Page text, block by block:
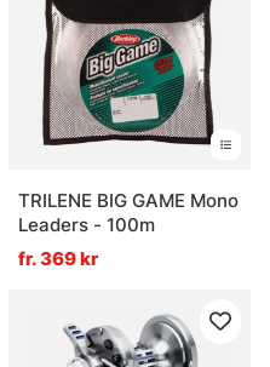
TRILENE BIG GAME Mono
Leaders - 100m
fr. 369 kr